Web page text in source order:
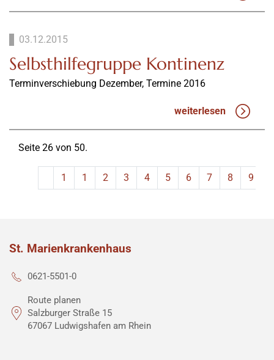
03.12.2015
Selbsthilfegruppe Kontinenz
Terminverschiebung Dezember, Termine 2016
weiterlesen
Seite 26 von 50.
1 1 2 3 4 5 6 7 8 9
St. Marienkrankenhaus
0621-5501-0
Route planen
Salzburger Straße 15
67067 Ludwigshafen am Rhein